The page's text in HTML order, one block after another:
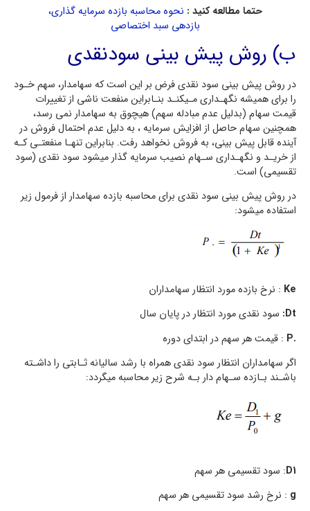
حتما مطالعه کنید : نحوه محاسبه بازده سرمایه گذاری،
بازدهی سبد اختصاصی
ب) روش پیش بینی سودنقدي
در روش پیش بینی سود نقدی فرض بر این است که سهامدار، سهم خـود
را برای همیشه نگهـداري مـیکنـد بنـابراین منفعت ناشی از تغییرات
قیمت سهام (بدلیل عدم مبادله سهم) هیچوق به سهامدار نمی رسد،
همچنین سهام حاصل از افزایش سرمایه ، به دلیل عدم احتمال فروش در
آینده قابل پیش بینی، به فروش نخواهد رفت. بنابراین تنهـا منفعتـی کـه
از خریـد و نگهـداري سـهام نصیب سرمایه گذار میشود سود نقدي (سود
تقسیمی) است.
در روش پیش بینی سود نقدی براي محاسبه بازده سهامدار از فرمول زیر
استفاده میشود:
Ke : نرخ بازده مورد انتظار سهامداران
Dt: سود نقدي مورد انتظار در پایان سال
.P
: قیمت هر سهم در ابتداي دوره
اگر سهامداران انتظار سود نقدي همراه با رشد سالیانه ثـابتی را داشـته
باشـند بـازده سـهام دار بـه شرح زیر محاسبه میگردد:
D1: سود تقسیمی هر سهم
g : نرخ رشد سود تقسیمی هر سهم